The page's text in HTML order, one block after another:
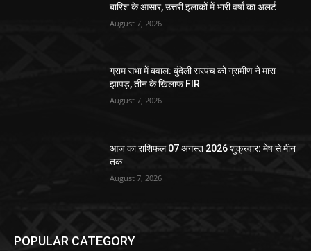
बारिश के आसार, उत्तरी इलाकों में भारी वर्षा का अलर्ट
August 7, 2026
ग्राम सभा में बवाल: बुंदेली सरपंच को ग्रामीण ने मारा
झापड़, तीन के खिलाफ FIR
August 7, 2026
आज का राशिफल 07 अगस्त 2026 शुक्रवार: मेष से मीन
तक
August 7, 2026
POPULAR CATEGORY